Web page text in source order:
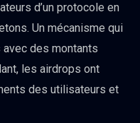
d’un protocole en
Un mécanisme qui
des montants
les airdrops ont
des utilisateurs et